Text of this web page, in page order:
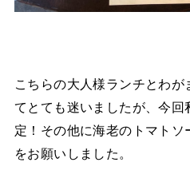
こちらの大人様ランチとわ
てとても迷いましたが、今
定！その他に海老のトマト
をお願いしました。